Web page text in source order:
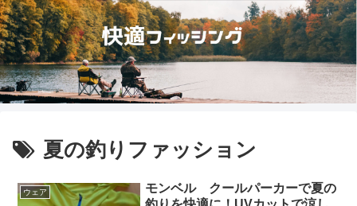
夏の釣りファッション
ウェア
モンベル クールパーカーで夏の